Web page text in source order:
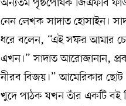
নেন লেখক সাদাত হোসাইন।
ধরে বলেন, “এই সফর আমার
এখন।” সাদাত আরোজানান,
নীরব বিজয়।” আমেরিকার
খুদে পাঠক যখন তাঁর একটি বই